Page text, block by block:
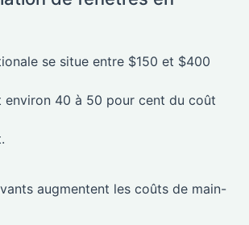
se situe entre $150 et $400
environ 40 à 50 pour cent du coût
augmentent les coûts de main-